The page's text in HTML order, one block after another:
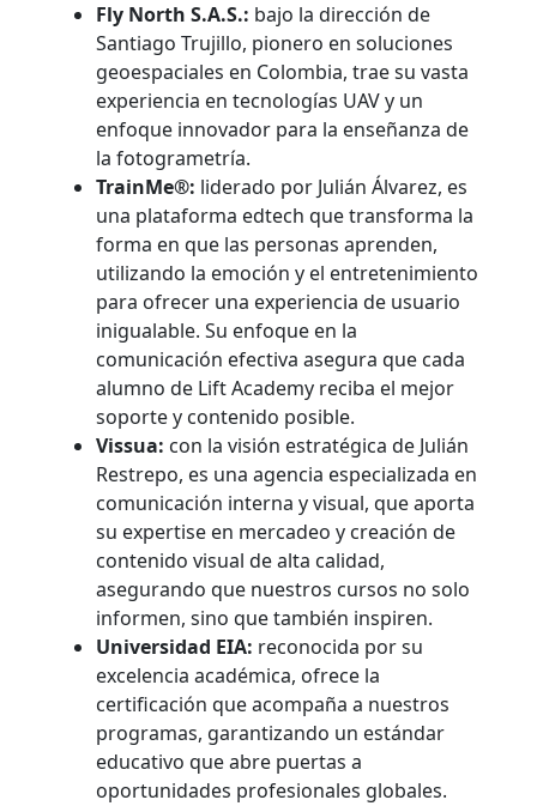
Fly North S.A.S.: bajo la dirección de
Santiago Trujillo, pionero en soluciones
geoespaciales en Colombia, trae su vasta
experiencia en tecnologías UAV y un
enfoque innovador para la enseñanza de
la fotogrametría.
TrainMe®: liderado por Julián Álvarez, es
una plataforma edtech que transforma la
forma en que las personas aprenden,
utilizando la emoción y el entretenimiento
para ofrecer una experiencia de usuario
inigualable. Su enfoque en la
comunicación efectiva asegura que cada
alumno de Lift Academy reciba el mejor
soporte y contenido posible.
Vissua: con la visión estratégica de Julián
Restrepo, es una agencia especializada en
comunicación interna y visual, que aporta
su expertise en mercadeo y creación de
contenido visual de alta calidad,
asegurando que nuestros cursos no solo
informen, sino que también inspiren.
Universidad EIA: reconocida por su
excelencia académica, ofrece la
certificación que acompaña a nuestros
programas, garantizando un estándar
educativo que abre puertas a
oportunidades profesionales globales.